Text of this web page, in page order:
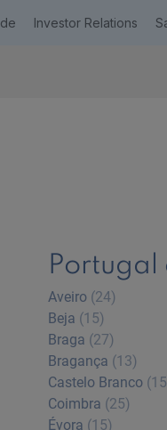
Investor Relations
Aveiro (24)
Beja (15)
Braga (27)
Bragança (13)
Castelo Branco
Coimbra (25)
Évora (15)